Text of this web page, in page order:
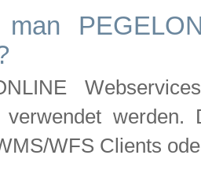
verwendet
WFS Clients